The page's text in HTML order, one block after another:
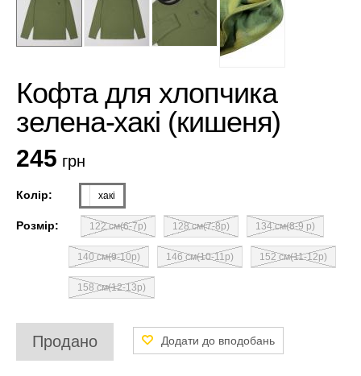
Кофта для хлопчика
зелена-хакі (кишеня)
245 грн
Колір: хакі
Розмір: 122 см(6-7р) 128 см(7-8р) 134 см(8-9 р)
140 см(9-10р) 146 см(10-11р) 152 см(11-12р)
158 см(12-13р)
Продано